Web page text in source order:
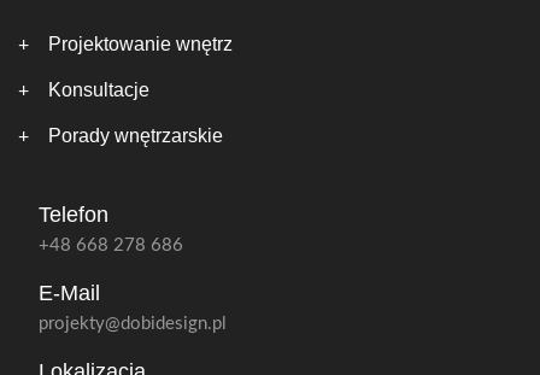
Projektowanie wnętrz
Konsultacje
Porady wnętrzarskie
Telefon
+48 668 278 686
E-Mail
projekty@dobidesign.pl